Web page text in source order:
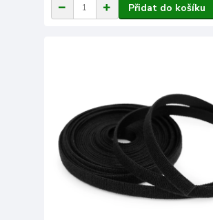
Přidat do košíku